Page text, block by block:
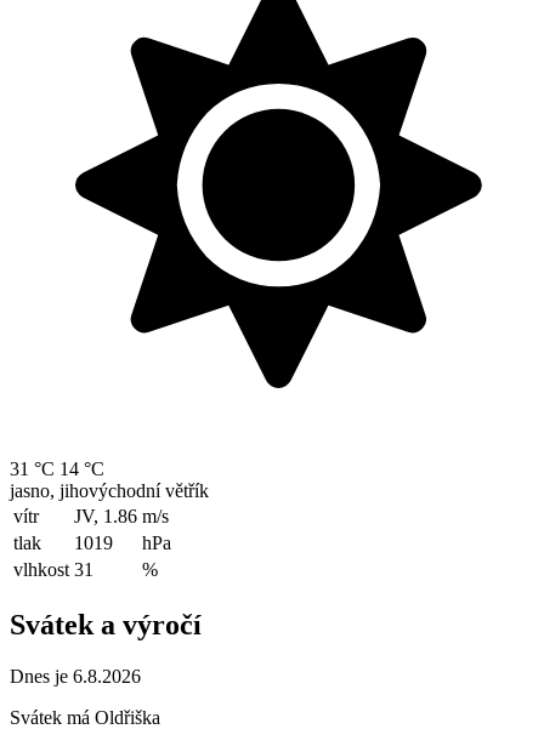
31 °C 14 °C
jasno, jihovýchodní větřík
vítr
JV, 1.86 m/s
tlak
1019
hPa
vlhkost 31 %
Svátek a výročí
Dnes je 6.8.2026
Svátek má Oldřiška